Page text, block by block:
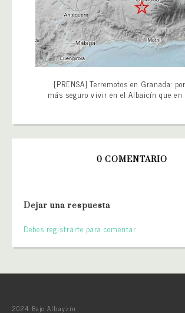
[PRENSA] Terremotos en Granada:
más seguro vivir en el Albaicín que
0 COMENTARIO
Dejar una respuesta
Debes registrarte para comentar.
2024 Bajo Albayzín